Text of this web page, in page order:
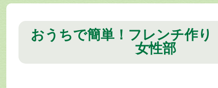
おうちで簡単！フレンチ作
女性部